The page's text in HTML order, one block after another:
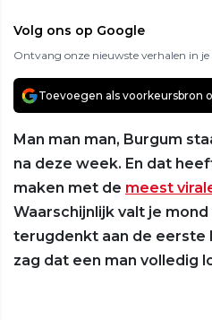
Volg ons op Google
Ontvang onze nieuwste verhalen in je
Toevoegen als voorkeursbron
Man man man, Burgum
na deze week. En dat
maken met de meest
Waarschijnlijk valt je
terugdenkt aan de eerste
zag dat een man volledig